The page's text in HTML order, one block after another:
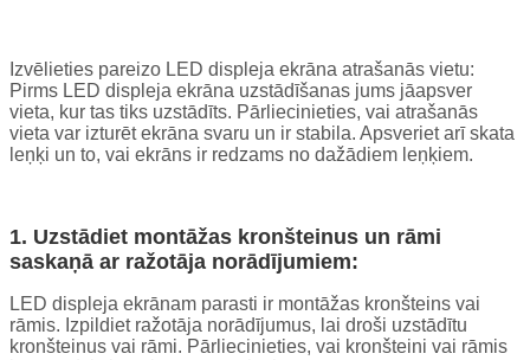
Izvēlieties pareizo LED displeja ekrāna atrašanās vietu:
Pirms LED displeja ekrāna uzstādīšanas jums jāapsver
vieta, kur tas tiks uzstādīts. Pārliecinieties, vai atrašanās
vieta var izturēt ekrāna svaru un ir stabila. Apsveriet arī skata
leņķi un to, vai ekrāns ir redzams no dažādiem leņķiem.
1. Uzstādiet montāžas kronšteinus un rāmi
saskaņā ar ražotāja norādījumiem:
LED displeja ekrānam parasti ir montāžas kronšteins vai
rāmis. Izpildiet ražotāja norādījumus, lai droši uzstādītu
kronšteinus vai rāmi. Pārliecinieties, vai kronšteini vai rāmis